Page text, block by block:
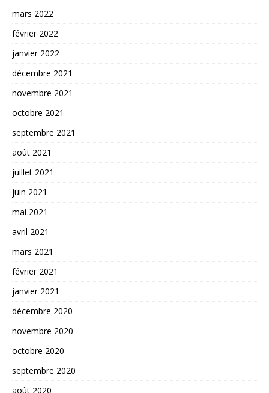
mars 2022
février 2022
janvier 2022
décembre 2021
novembre 2021
octobre 2021
septembre 2021
août 2021
juillet 2021
juin 2021
mai 2021
avril 2021
mars 2021
février 2021
janvier 2021
décembre 2020
novembre 2020
octobre 2020
septembre 2020
août 2020